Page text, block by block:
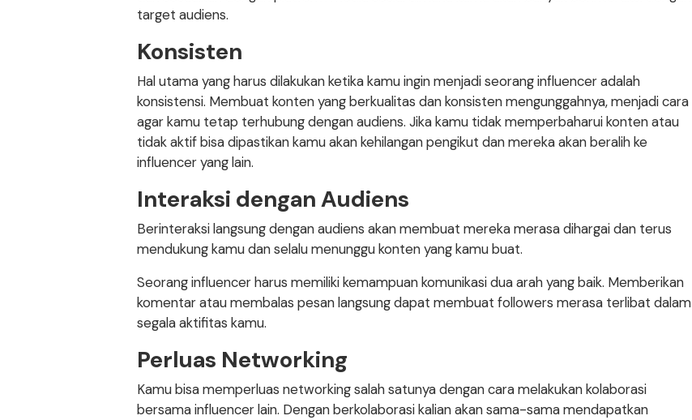
target audiens.
Konsisten
Hal utama yang harus dilakukan ketika kamu ingin menjadi seorang influencer adalah
konsistensi. Membuat konten yang berkualitas dan konsisten mengunggahnya, menjadi cara
agar kamu tetap terhubung dengan audiens. Jika kamu tidak memperbaharui konten atau
tidak aktif bisa dipastikan kamu akan kehilangan pengikut dan mereka akan beralih ke
influencer yang lain.
Interaksi dengan Audiens
Berinteraksi langsung dengan audiens akan membuat mereka merasa dihargai dan terus
mendukung kamu dan selalu menunggu konten yang kamu buat.
Seorang influencer harus memiliki kemampuan komunikasi dua arah yang baik. Memberikan
komentar atau membalas pesan langsung dapat membuat followers merasa terlibat dalam
segala aktifitas kamu.
Perluas Networking
Kamu bisa memperluas networking salah satunya dengan cara melakukan kolaborasi
bersama influencer lain. Dengan berkolaborasi kalian akan sama-sama mendapatkan